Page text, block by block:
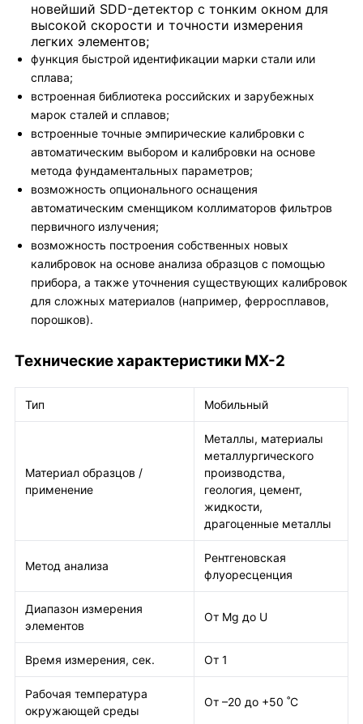
новейший SDD-детектор c тонким окном для
высокой скорости и точности измерения
легких элементов;
функция быстрой идентификации марки стали или
сплава;
встроенная библиотека российских и зарубежных
марок сталей и сплавов;
встроенные точные эмпирические калибровки с
автоматическим выбором и калибровки на основе
метода фундаментальных параметров;
возможность опционального оснащения
автоматическим сменщиком коллиматоров фильтров
первичного излучения;
возможность построения собственных новых
калибровок на основе анализа образцов с помощью
прибора, а также уточнения существующих калибровок
для сложных материалов (например, ферросплавов,
порошков).
Технические характеристики MX-2
Тип Мобильный
Материал образцов /
применение
Металлы, материалы
металлургического
производства,
геология, цемент,
жидкости,
драгоценные металлы
Метод анализа
Рентгеновская
флуоресценция
Диапазон измерения
элементов
От Mg до U
Время измерения, сек. От 1
Рабочая температура
окружающей среды
От –20 до +50 ˚С